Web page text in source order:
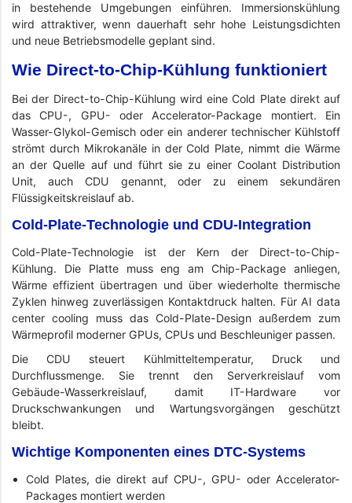
in bestehende Umgebungen einführen. Immersionskühlung
wird attraktiver, wenn dauerhaft sehr hohe Leistungsdichten
und neue Betriebsmodelle geplant sind.
Wie Direct-to-Chip-Kühlung funktioniert
Bei der Direct-to-Chip-Kühlung wird eine Cold Plate direkt auf
das CPU-, GPU- oder Accelerator-Package montiert. Ein
Wasser-Glykol-Gemisch oder ein anderer technischer Kühlstoff
strömt durch Mikrokanäle in der Cold Plate, nimmt die Wärme
an der Quelle auf und führt sie zu einer Coolant Distribution
Unit, auch CDU genannt, oder zu einem sekundären
Flüssigkeitskreislauf ab.
Cold-Plate-Technologie und CDU-Integration
Cold-Plate-Technologie ist der Kern der Direct-to-Chip-
Kühlung. Die Platte muss eng am Chip-Package anliegen,
Wärme effizient übertragen und über wiederholte thermische
Zyklen hinweg zuverlässigen Kontaktdruck halten. Für AI data
center cooling muss das Cold-Plate-Design außerdem zum
Wärmeprofil moderner GPUs, CPUs und Beschleuniger passen.
Die CDU steuert Kühlmitteltemperatur, Druck und
Durchflussmenge. Sie trennt den Serverkreislauf vom
Gebäude-Wasserkreislauf, damit IT-Hardware vor
Druckschwankungen und Wartungsvorgängen geschützt
bleibt.
Wichtige Komponenten eines DTC-Systems
Cold Plates, die direkt auf CPU-, GPU- oder Accelerator-
Packages montiert werden